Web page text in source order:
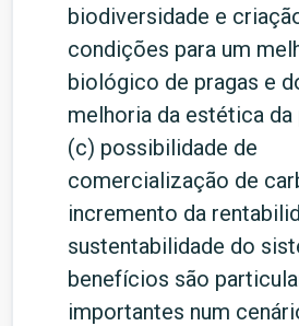
biodiversidade e
condições para um
biológico de pragas e
melhoria da estética da
(c) possibilidade de
comercialização de
incremento da
sustentabilidade do
benefícios são
importantes num